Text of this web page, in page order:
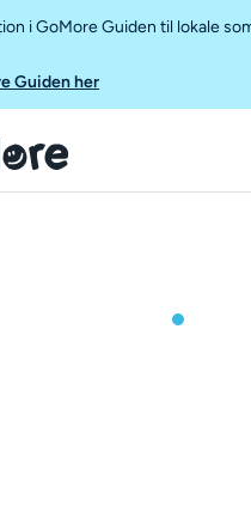
i GoMore Guiden til lokale
Guiden her